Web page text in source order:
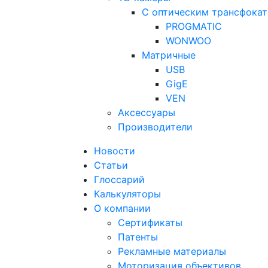
С оптическим
PROGMATIC
WONWOO
Матричные
USB
GigE
VEN
Аксессуары
Производители
Новости
Статьи
Глоссарий
Калькуляторы
О компании
Сертификаты
Патенты
Рекламные материалы
Моторизация объективов